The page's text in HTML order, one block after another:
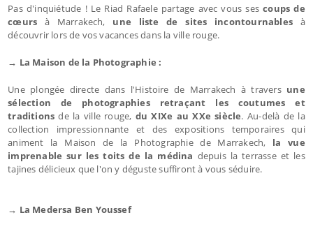
Pas d'inquiétude ! Le Riad Rafaele partage avec vous sescoups de
cœurs à Marrakech, une liste de sites incontournablesà
découvrir lors de vos vacances dans la ville rouge.
→ La Maison de la Photographie :
Une plongée directe dans l'Histoire de Marrakech à travers une
sélection de photographies retraçant les coutumes et
traditions de la ville rouge, du XIXe au XXe siècle. Au-delà de la
collection impressionnante et des expositions temporaires qui
animent la Maison de la Photographie de Marrakech, la vue
imprenable sur les toits de la médina depuis la terrasse et les
tajines délicieux que l'on y déguste suffiront à vous séduire.
→ La Medersa Ben Youssef